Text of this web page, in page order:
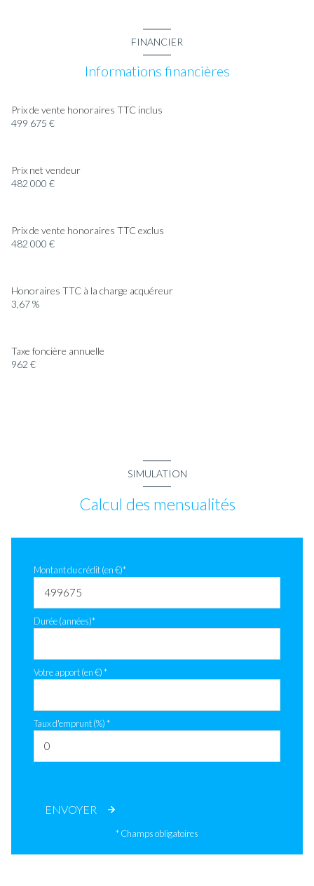
FINANCIER
Informations financières
Prix de vente honoraires TTC inclus
499 675 €
Prix net vendeur
482 000 €
Prix de vente honoraires TTC exclus
482 000 €
Honoraires TTC à la charge acquéreur
3,67 %
Taxe foncière annuelle
962 €
SIMULATION
Calcul des mensualités
Montant du crédit (en €)*
Durée (années)*
Votre apport (en €) *
Taux d'emprunt (%) *
ENVOYER
* Champs obligatoires